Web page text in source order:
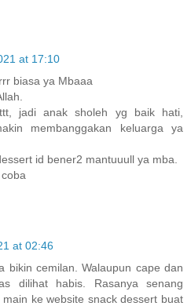
at 17:10
biasa ya Mbaaa
jadi anak sholeh yg baik hati,
membanggakan keluarga ya
id bener2 mantuuull ya mba.
at 02:46
bikin cemilan. Walaupun cape dan
dilihat habis. Rasanya senang
ke website snack dessert buat